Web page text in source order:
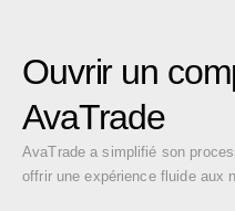
Ouvrir un
AvaTrade
AvaTrade a simplifié son
offrir une expérience fluide aux